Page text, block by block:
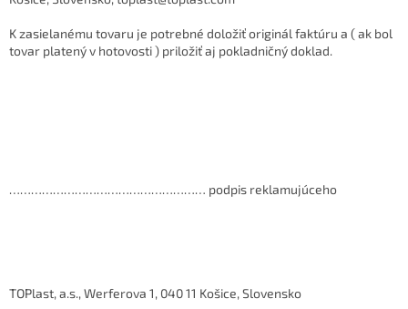
K zasielanému tovaru je potrebné doložiť originál faktúru a ( ak bol
tovar platený v hotovosti ) priložiť aj pokladničný doklad.
……………………………………………… podpis reklamujúceho
TOPlast, a.s., Werferova 1, 040 11 Košice, Slovensko